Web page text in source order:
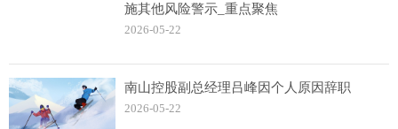
施其他风险警示_重点聚焦
2026-05-22
南山控股副总经理吕峰因个人原因辞职
2026-05-22